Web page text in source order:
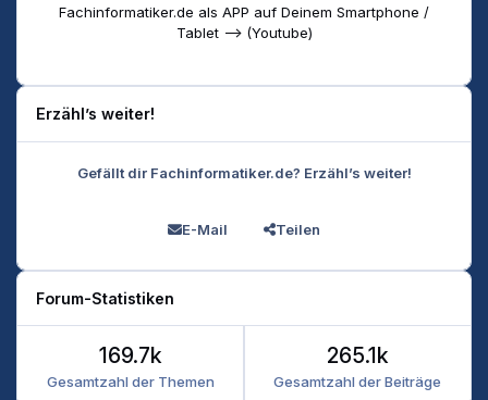
Fachinformatiker.de als APP auf Deinem Smartphone /
Tablet --> (Youtube)
Erzähl’s weiter!
Gefällt dir Fachinformatiker.de? Erzähl’s weiter!
E-Mail Teilen
Forum-Statistiken
Gesamtzahl der Themen
169.7k
Gesamtzahl der Beiträge
265.1k